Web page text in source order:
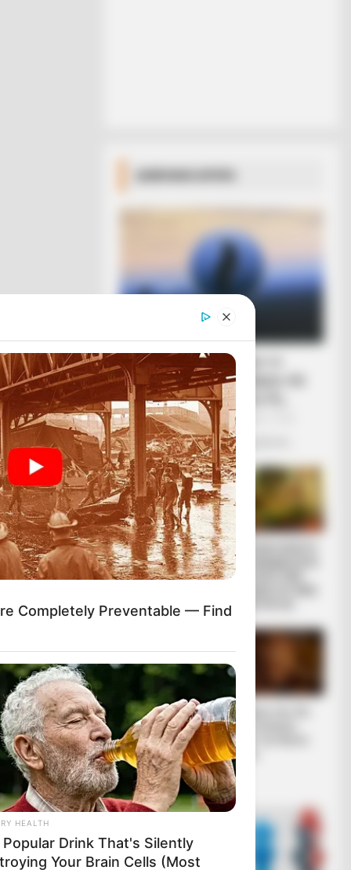
Ο «Μαύρος Ιππότης» ο
εξωγήινος δορυφόρος σε
τροχιά γύρω από τη Γη...
Πέμπτη, 22 Σεπτεμβρίου 2022, 19:25
Ο «Μαύρος Ιππότης» ο εξωγήινος...
Ο Βαρθολομαίος
μας δείχνει ότι η
ίδια η εκκλησία
Η ΜΕΓΑΛΗ ΑΠΑΤΗ
ΤΗΣ ΑΝΑΔΑΣΩΣΗΣ.
ΠΟΣΑ ΜΥΣΤΙΚΑ
ΚΡΥΒΟΥΝ ΓΙΑ...
ΧΤΥΠΟΥΝ ΤΑ
ΤΥΜΠΑΝΑ ΤΟΥ
ΠΟΛΕΜΟΥ. ΤΟ
ΛΥΚΑΥΓΕΣ ΕΙΝΑΙ
ΕΔΩ. ΟΛΑ ΤΑ
ΠΟΥΛΙΑ...
Το τέρας που ζει
στις υπόγειες
στοές του Αγίου
Όρους..
Completely Preventable — Find
HEALTH
Drink That's Silently
Your Brain Cells (Most